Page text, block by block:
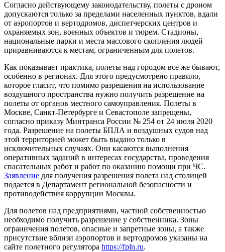
Согласно действующему законодательству, полеты с дроном
допускаются только за пределами населенных пунктов, вдали
от аэропортов и вертодромов, диспетчерских центров и
охраняемых зон, военных объектов и тюрем. Стадионы,
национальные парки и места массового скопления людей
приравниваются к местам, ограниченным для полетов.
Как показывает практика, полеты над городом все же бывают,
особенно в регионах. Для этого предусмотрено правило,
которое гласит, что помимо разрешения на использование
воздушного пространства нужно получить разрешение на
полеты от органов местного самоуправления. Полеты в
Москве, Санкт-Петербурге и Севастополе запрещены,
согласно приказу Минтранса России № 254 от 24 июля 2020
года. Разрешение на полеты БПЛА и воздушных судов над
этой территорией может быть выдано только в
исключительных случаях. Они касаются выполнения
оперативных заданий в интересах государства, проведения
спасательных работ и работ по оказанию помощи при ЧС.
Заявление для получения разрешения полета над столицей
подается в Департамент региональной безопасности и
противодействия коррупции Москвы.
Для полетов над предприятиями, частной собственностью
необходимо получить разрешение у собственника. Зоны
ограничения полетов, опасные и запретные зоны, а также
присутствие вблизи аэропортов и вертодромов указаны на
сайте полетного регулятора https://fpln.ru.